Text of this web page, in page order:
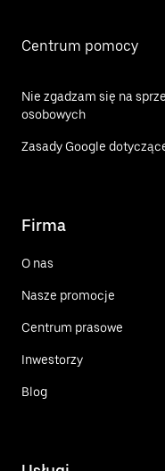
Centrum pomocy
Nie zgadzam się na
osobowych
Zasady Google
Firma
O nas
Nasze promocje
Centrum prasowe
Inwestorzy
Blog